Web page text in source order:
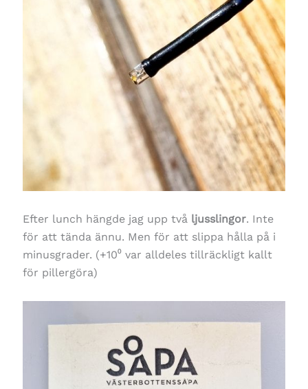
Efter lunch hängde jag upp två ljusslingor. Inte
för att tända ännu. Men för att slippa hålla på i
minusgrader. (+10⁰ var alldeles tillräckligt kallt
för pillergöra)